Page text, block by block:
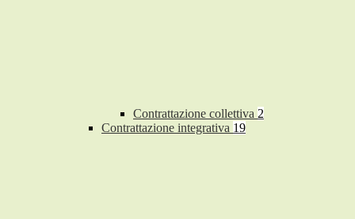
Contrattazione collettiva 2
Contrattazione integrativa 19